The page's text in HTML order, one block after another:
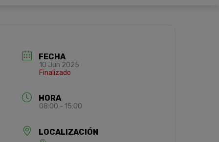
FECHA
10 Jun 2025
Finalizado
HORA
08:00 - 15:00
LOCALIZACIÓN